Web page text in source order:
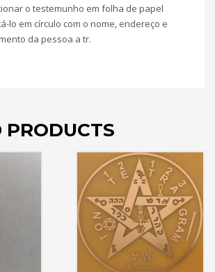
o testemunho em folha de papel
lo em círculo com o nome, endereço e
da pessoa a tr.
PRODUCTS